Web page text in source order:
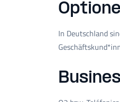
In Deutschland